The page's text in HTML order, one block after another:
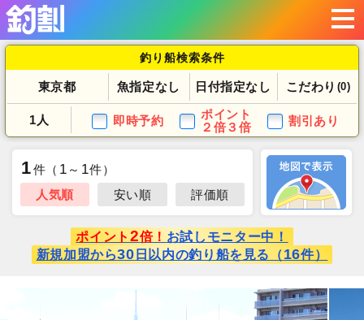
釣り船検索条件
東京都 魚指定なし 日付指定なし こだわり (0)
1人 即時予約
ポイント
２倍３倍
割引あり
1件 （ 1 ～ 1件）
人気順
安い順 評価順
ポイント 2倍！ お試しモニター中！
新規加盟から30 日以内の釣り船を見る（16件）